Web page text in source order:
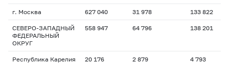
г. Москва 627 040 31 978 133 822
СЕВЕРО-ЗАПАДНЫЙ
ФЕДЕРАЛЬНЫЙ
ОКРУГ
558 947 64 796 138 201
Республика Карелия 20 176 2 879 4 793